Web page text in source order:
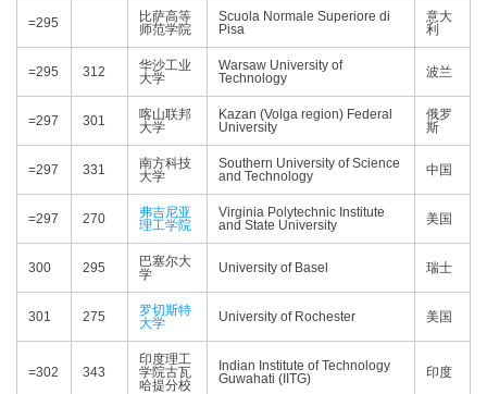
=295
比萨高等
师范学院
Scuola Normale Superiore di
Pisa
意大
利
=295 312
华沙工业
大学
Warsaw University of
Technology
波兰
=297 301
喀山联邦
大学
Kazan (Volga region) Federal
University
俄罗
斯
=297 331
南方科技
大学
Southern University of Science
and Technology
中国
=297 270
弗吉尼亚
理工学院
Virginia Polytechnic Institute
and State University
美国
300 295
巴塞尔大
学
University of Basel 瑞士
301 275
罗切斯特
大学
University of Rochester 美国
=302 343
印度理工
学院古瓦
哈提分校
Indian Institute of Technology
Guwahati (IITG)
印度